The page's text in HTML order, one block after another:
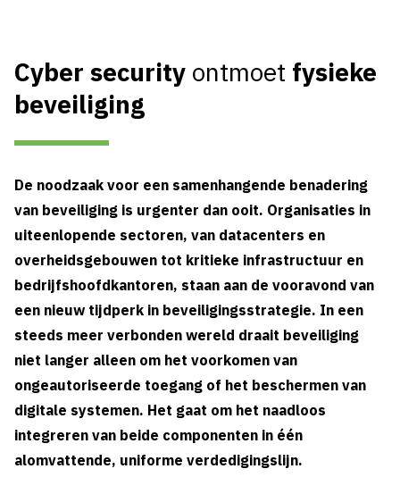
Cyber security ontmoet fysieke
beveiliging
De noodzaak voor een samenhangende benadering
van beveiliging is urgenter dan ooit. Organisaties in
uiteenlopende sectoren, van datacenters en
overheidsgebouwen tot kritieke infrastructuur en
bedrijfshoofdkantoren, staan aan de vooravond van
een nieuw tijdperk in beveiligingsstrategie. In een
steeds meer verbonden wereld draait beveiliging
niet langer alleen om het voorkomen van
ongeautoriseerde toegang of het beschermen van
digitale systemen. Het gaat om het naadloos
integreren van beide componenten in één
alomvattende, uniforme verdedigingslijn.